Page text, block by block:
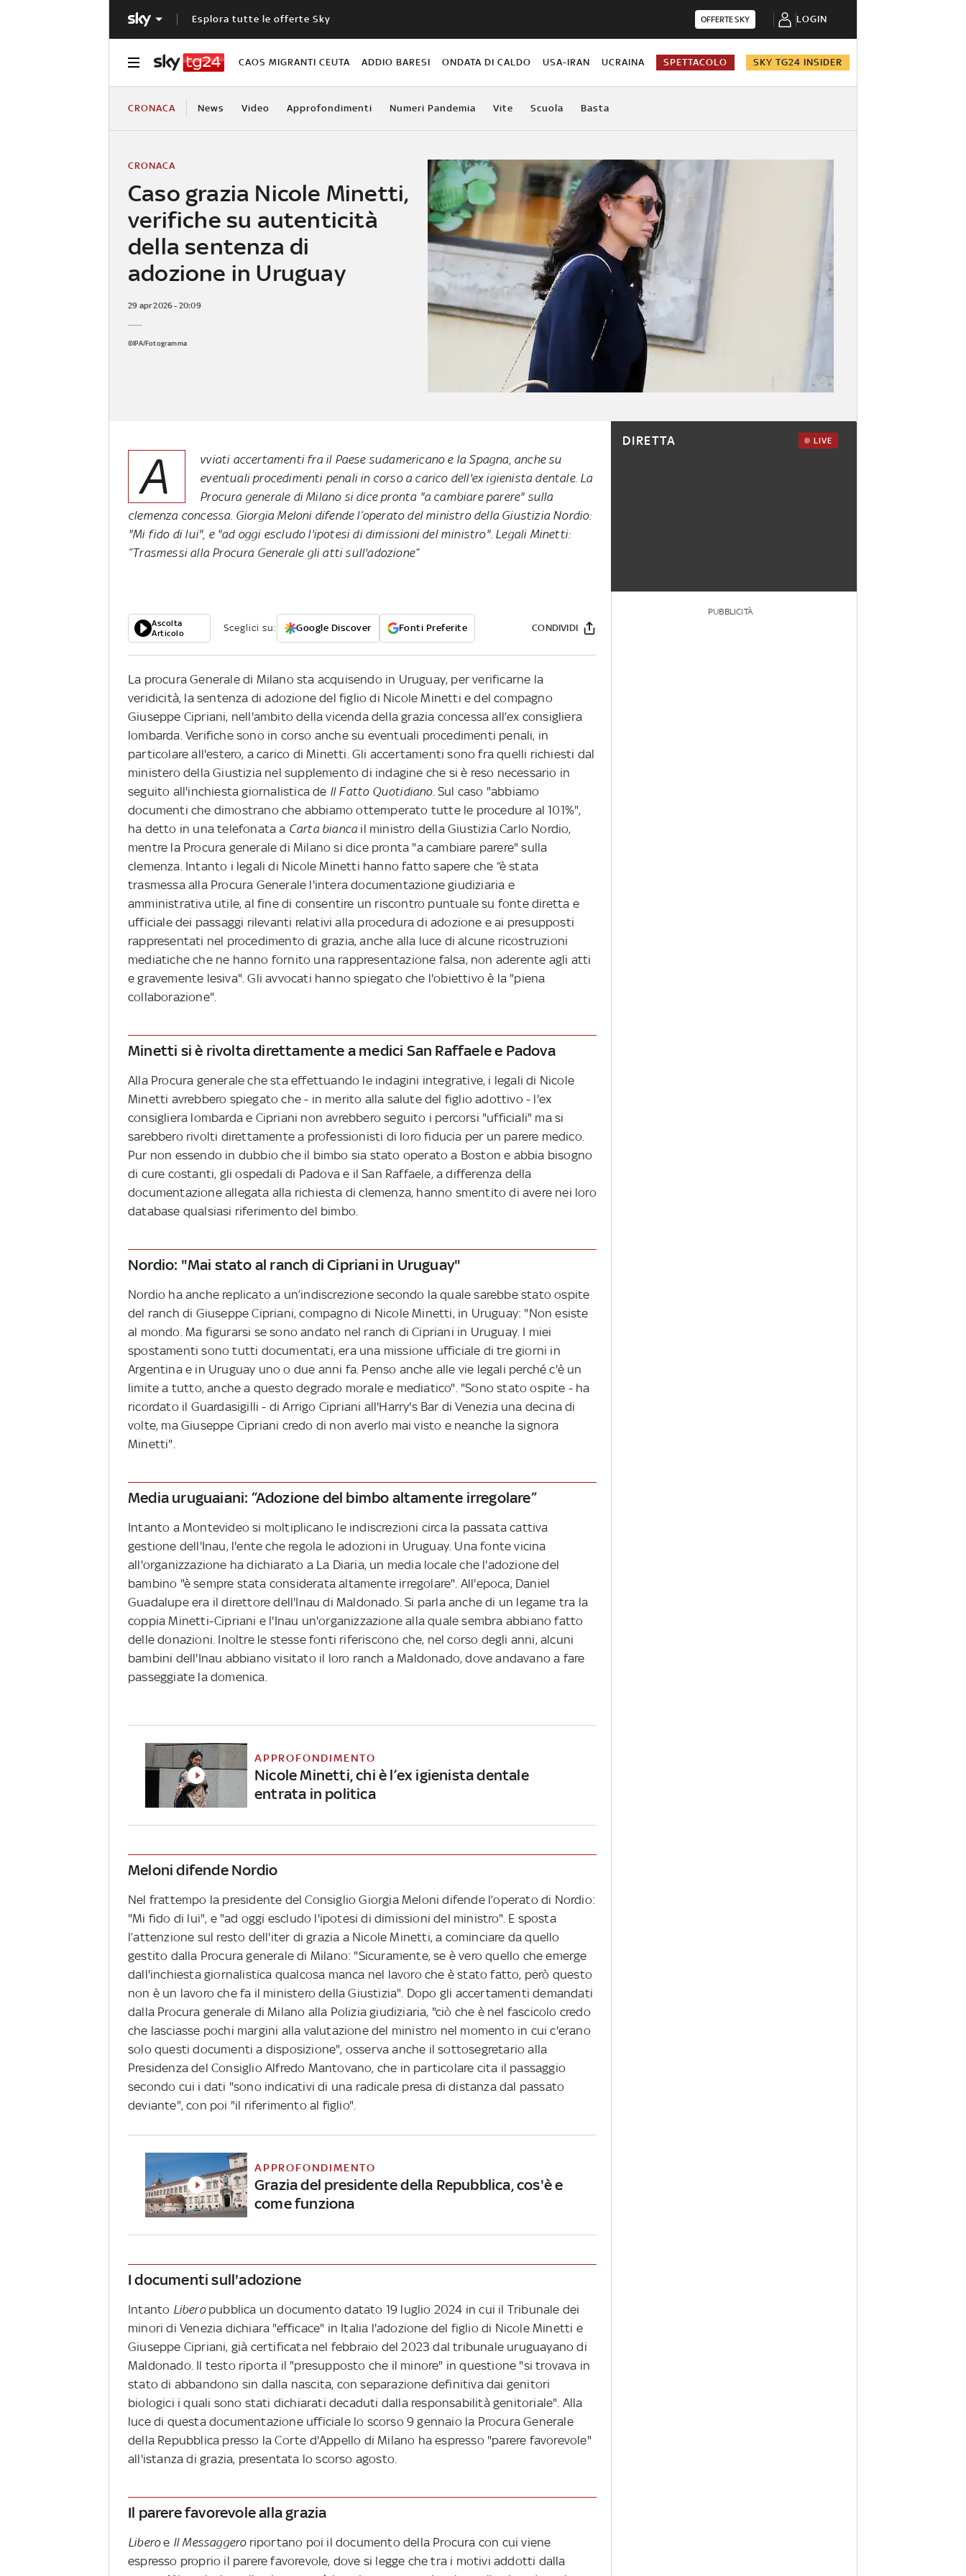
Esplora tutte le offerte Sky OFFERTE SKY LOGIN
CAOS MIGRANTI CEUTA ADDIO BARESI ONDATA DI CALDO USA-IRAN UCRAINA SPETTACOLO SKY TG24 INSIDER
CRONACA News Video Approfondimenti Numeri Pandemia Vite Scuola Basta
Caso grazia Nicole Minetti,
verifiche su autenticità
della sentenza di
adozione in Uruguay
CRONACA
29 apr 2026 - 20:09
©IPA/Fotogramma
A
vviati accertamenti fra il Paese sudamericano e la Spagna, anche su
eventuali procedimenti penali in corso a carico dell'ex igienista dentale. La
Procura generale di Milano si dice pronta "a cambiare parere" sulla
clemenza concessa. Giorgia Meloni difende l’operato del ministro della Giustizia Nordio:
"Mi fido di lui", e "ad oggi escludo l'ipotesi di dimissioni del ministro". Legali Minetti:
“Trasmessi alla Procura Generale gli atti sull'adozione”
Ascolta
Articolo
Sceglici su: Google Discover Fonti Preferite CONDIVIDI
La procura Generale di Milano sta acquisendo in Uruguay, per verificarne la
veridicità, la sentenza di adozione del figlio di Nicole Minetti e del compagno
Giuseppe Cipriani, nell'ambito della vicenda della grazia concessa all’ex consigliera
lombarda. Verifiche sono in corso anche su eventuali procedimenti penali, in
particolare all'estero, a carico di Minetti. Gli accertamenti sono fra quelli richiesti dal
ministero della Giustizia nel supplemento di indagine che si è reso necessario in
seguito all'inchiesta giornalistica de Il Fatto Quotidiano. Sul caso "abbiamo
documenti che dimostrano che abbiamo ottemperato tutte le procedure al 101%",
ha detto in una telefonata a Carta bianca il ministro della Giustizia Carlo Nordio,
mentre la Procura generale di Milano si dice pronta "a cambiare parere" sulla
clemenza. Intanto i legali di Nicole Minetti hanno fatto sapere che “è stata
trasmessa alla Procura Generale l'intera documentazione giudiziaria e
amministrativa utile, al fine di consentire un riscontro puntuale su fonte diretta e
ufficiale dei passaggi rilevanti relativi alla procedura di adozione e ai presupposti
rappresentati nel procedimento di grazia, anche alla luce di alcune ricostruzioni
mediatiche che ne hanno fornito una rappresentazione falsa, non aderente agli atti
e gravemente lesiva". Gli avvocati hanno spiegato che l'obiettivo è la "piena
collaborazione".
Minetti si è rivolta direttamente a medici San Raffaele e Padova
Alla Procura generale che sta effettuando le indagini integrative, i legali di Nicole
Minetti avrebbero spiegato che - in merito alla salute del figlio adottivo - l'ex
consigliera lombarda e Cipriani non avrebbero seguito i percorsi "ufficiali" ma si
sarebbero rivolti direttamente a professionisti di loro fiducia per un parere medico.
Pur non essendo in dubbio che il bimbo sia stato operato a Boston e abbia bisogno
di cure costanti, gli ospedali di Padova e il San Raffaele, a differenza della
documentazione allegata alla richiesta di clemenza, hanno smentito di avere nei loro
database qualsiasi riferimento del bimbo.
Nordio: "Mai stato al ranch di Cipriani in Uruguay"
Nordio ha anche replicato a un’indiscrezione secondo la quale sarebbe stato ospite
del ranch di Giuseppe Cipriani, compagno di Nicole Minetti, in Uruguay: "Non esiste
al mondo. Ma figurarsi se sono andato nel ranch di Cipriani in Uruguay. I miei
spostamenti sono tutti documentati, era una missione ufficiale di tre giorni in
Argentina e in Uruguay uno o due anni fa. Penso anche alle vie legali perché c'è un
limite a tutto, anche a questo degrado morale e mediatico". "Sono stato ospite - ha
ricordato il Guardasigilli - di Arrigo Cipriani all'Harry's Bar di Venezia una decina di
volte, ma Giuseppe Cipriani credo di non averlo mai visto e neanche la signora
Minetti".
Media uruguaiani: “Adozione del bimbo altamente irregolare”
Intanto a Montevideo si moltiplicano le indiscrezioni circa la passata cattiva
gestione dell'Inau, l'ente che regola le adozioni in Uruguay. Una fonte vicina
all'organizzazione ha dichiarato a La Diaria, un media locale che l'adozione del
bambino "è sempre stata considerata altamente irregolare". All'epoca, Daniel
Guadalupe era il direttore dell'Inau di Maldonado. Si parla anche di un legame tra la
coppia Minetti-Cipriani e l'Inau un'organizzazione alla quale sembra abbiano fatto
delle donazioni. Inoltre le stesse fonti riferiscono che, nel corso degli anni, alcuni
bambini dell'Inau abbiano visitato il loro ranch a Maldonado, dove andavano a fare
passeggiate la domenica.
APPROFONDIMENTO
Nicole Minetti, chi è l’ex igienista dentale
entrata in politica
Meloni difende Nordio
Nel frattempo la presidente del Consiglio Giorgia Meloni difende l’operato di Nordio:
"Mi fido di lui", e "ad oggi escludo l'ipotesi di dimissioni del ministro". E sposta
l’attenzione sul resto dell'iter di grazia a Nicole Minetti, a cominciare da quello
gestito dalla Procura generale di Milano: "Sicuramente, se è vero quello che emerge
dall'inchiesta giornalistica qualcosa manca nel lavoro che è stato fatto, però questo
non è un lavoro che fa il ministero della Giustizia". Dopo gli accertamenti demandati
dalla Procura generale di Milano alla Polizia giudiziaria, "ciò che è nel fascicolo credo
che lasciasse pochi margini alla valutazione del ministro nel momento in cui c'erano
solo questi documenti a disposizione", osserva anche il sottosegretario alla
Presidenza del Consiglio Alfredo Mantovano, che in particolare cita il passaggio
secondo cui i dati "sono indicativi di una radicale presa di distanza dal passato
deviante", con poi "il riferimento al figlio".
APPROFONDIMENTO
Grazia del presidente della Repubblica, cos'è e
come funziona
I documenti sull'adozione
Intanto Liberopubblica un documento datato 19 luglio 2024 in cui il Tribunale dei
minori di Venezia dichiara "efficace" in Italia l'adozione del figlio di Nicole Minetti e
Giuseppe Cipriani, già certificata nel febbraio del 2023 dal tribunale uruguayano di
Maldonado. Il testo riporta il "presupposto che il minore" in questione "si trovava in
stato di abbandono sin dalla nascita, con separazione definitiva dai genitori
biologici i quali sono stati dichiarati decaduti dalla responsabilità genitoriale". Alla
luce di questa documentazione ufficiale lo scorso 9 gennaio la Procura Generale
della Repubblica presso la Corte d'Appello di Milano ha espresso "parere favorevole"
all'istanza di grazia, presentata lo scorso agosto.
Il parere favorevole alla grazia
Liberoe Il Messaggeroriportano poi il documento della Procura con cui viene
espresso proprio il parere favorevole, dove si legge che tra i motivi addotti dalla
DIRETTA LIVE
PUBBLICITÀ